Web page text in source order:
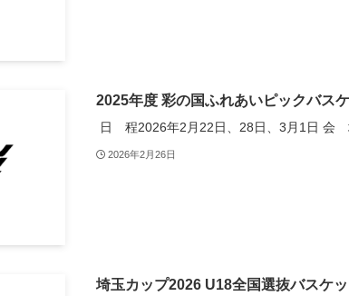
2025年度 彩の国ふれあいピックバス
日 程2026年2月22日、28日、3月1日 会
2026年2月26日
埼玉カップ2026 U18全国選抜バスケ